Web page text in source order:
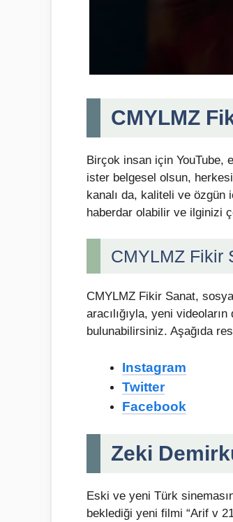
CMYLMZ
Birçok insan için YouTube,
ister belgesel olsun,
kanalı da, kaliteli ve özgün
haberdar olabilir ve ilginizi
CMYLMZ Fikir
CMYLMZ Fikir Sanat,
aracılığıyla, yeni
bulunabilirsiniz. Aşağıda
Instagram
Twitter
Facebook
Zeki
Eski ve yeni Türk
beklediği yeni filmi “Arif v